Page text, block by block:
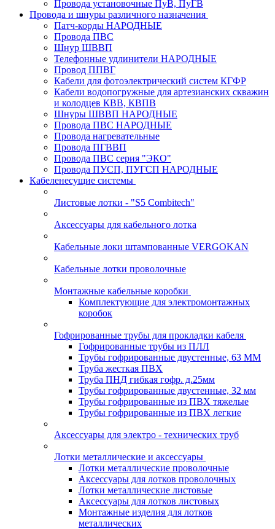
Провода установочные ПуВ, ПуГВ
Провода и шнуры различного назначения
Патч-корды НАРОДНЫЕ
Провода ПВС
Шнур ШВВП
Телефонные удлинители НАРОДНЫЕ
Провод ППВГ
Кабели для фотоэлектрический систем КГФР
Кабели водопогружные для артезианских скважин
и колодцев КВВ, КВПВ
Шнуры ШВВП НАРОДНЫЕ
Провода ПВС НАРОДНЫЕ
Провода нагревательные
Провода ПГВВП
Провода ПВС серия "ЭКО"
Провода ПУСП, ПУГСП НАРОДНЫЕ
Кабеленесущие системы
Листовые лотки - "S5 Combitech"
Аксессуары для кабельного лотка
Кабельные локи штампованные VERGOKAN
Кабельные лотки проволочные
Монтажные кабельные коробки
Комплектующие для электромонтажных
коробок
Гофрированные трубы для прокладки кабеля
Гофрированные трубы из ПЛЛ
Трубы гофрированные двустенные, 63 ММ
Труба жесткая ПВХ
Труба ПНД гибкая гофр. д.25мм
Трубы гофрированные двустенные, 32 мм
Трубы гофрированные из ПВХ тяжелые
Трубы гофрированные из ПВХ легкие
Аксессуары для электро - технических труб
Лотки металлические и аксессуары
Лотки металлические проволочные
Аксессуары для лотков проволочных
Лотки металлические листовые
Аксессуары для лотков листовых
Монтажные изделия для лотков
металлических